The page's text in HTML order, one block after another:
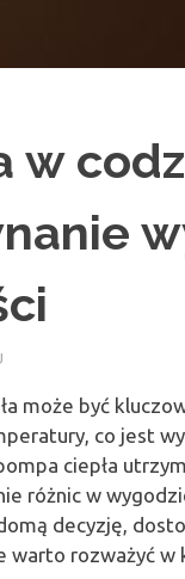
w
może być
co jest
ciepła
różnic w
decyzję,
rozważyć w